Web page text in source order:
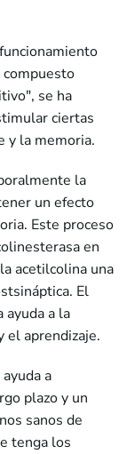
se ha
ciertas
y la memoria.
la
un efecto
Este proceso
en
acetilcolina una
El
ayuda a la
el aprendizaje.
a
plazo y un
sanos de
tenga los